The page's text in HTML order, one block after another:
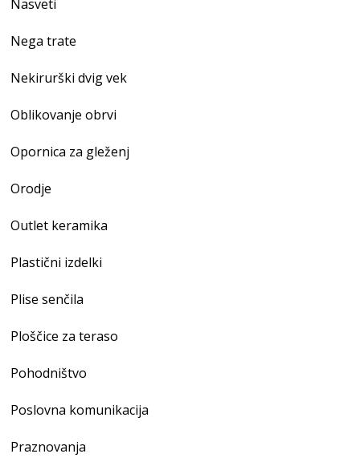
Nasveti
Nega trate
Nekirurški dvig vek
Oblikovanje obrvi
Opornica za gleženj
Orodje
Outlet keramika
Plastični izdelki
Plise senčila
Ploščice za teraso
Pohodništvo
Poslovna komunikacija
Praznovanja